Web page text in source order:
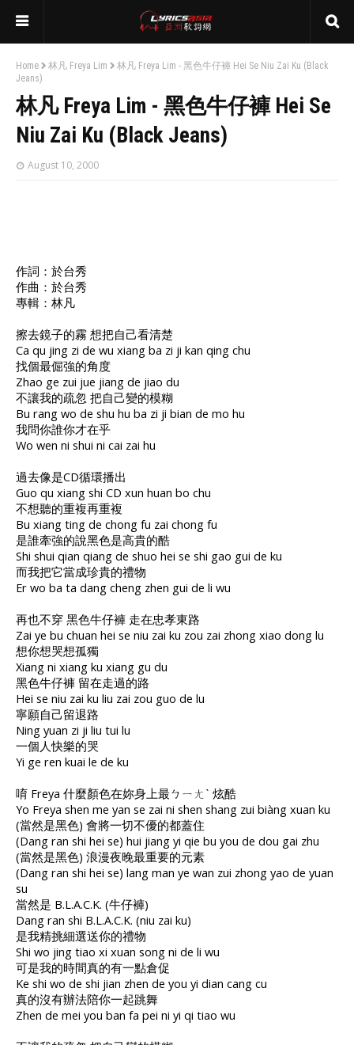
Home 林凡 Freya Lim
林凡 Freya Lim - 黑色牛仔褲 Hei Se Niu Zai Ku (Black
Jeans)
林凡 Freya Lim - 黑色牛仔褲 Hei Se
Niu Zai Ku (Black Jeans)
August 10, 2000
作詞：於台秀
作曲：於台秀
專輯：林凡
擦去鏡子的霧 想把自己看清楚
Ca qu jing zi de wu xiang ba zi ji kan qing chu
找個最倔強的角度
Zhao ge zui jue jiang de jiao du
不讓我的疏忽 把自己變的模糊
Bu rang wo de shu hu ba zi ji bian de mo hu
我問你誰你才在乎
Wo wen ni shui ni cai zai hu
過去像是CD循環播出
Guo qu xiang shi CD xun huan bo chu
不想聽的重複再重複
Bu xiang ting de chong fu zai chong fu
是誰牽強的說黑色是高貴的酷
Shi shui qian qiang de shuo hei se shi gao gui de ku
而我把它當成珍貴的禮物
Er wo ba ta dang cheng zhen gui de li wu
再也不穿 黑色牛仔褲 走在忠孝東路
Zai ye bu chuan hei se niu zai ku zou zai zhong xiao dong lu
想你想哭想孤獨
Xiang ni xiang ku xiang gu du
黑色牛仔褲 留在走過的路
Hei se niu zai ku liu zai zou guo de lu
寧願自己留退路
Ning yuan zi ji liu tui lu
一個人快樂的哭
Yi ge ren kuai le de ku
唷 Freya 什麼顏色在妳身上最ㄅㄧㄤˋ 炫酷
Yo Freya shen me yan se zai ni shen shang zui biàng xuan ku
(當然是黑色) 會將一切不優的都蓋住
(Dang ran shi hei se) hui jiang yi qie bu you de dou gai zhu
(當然是黑色) 浪漫夜晚最重要的元素
(Dang ran shi hei se) lang man ye wan zui zhong yao de yuan
su
當然是 B.L.A.C.K. (牛仔褲)
Dang ran shi B.L.A.C.K. (niu zai ku)
是我精挑細選送你的禮物
Shi wo jing tiao xi xuan song ni de li wu
可是我的時間真的有一點倉促
Ke shi wo de shi jian zhen de you yi dian cang cu
真的沒有辦法陪你一起跳舞
Zhen de mei you ban fa pei ni yi qi tiao wu